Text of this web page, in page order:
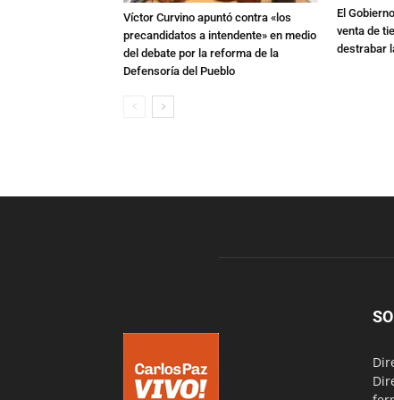
Víctor Curvino apuntó contra «los
precandidatos a intendente» en medio
del debate por la reforma de la
Defensoría del Pueblo
El
venta de
destrabar